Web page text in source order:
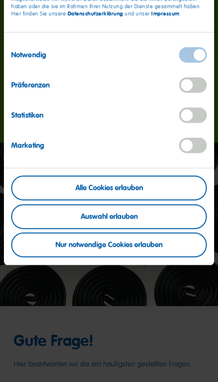
haben oder die sie im Rahmen Ihrer Nutzung der Dienste gesammelt haben.
Hier finden Sie unsere Datenschutzerklärung und unser Impressum.
Notwendig
Präferenzen
Statistiken
Marketing
Alle Cookies erlauben
Auswahl erlauben
Nur notwendige Cookies erlauben
Veggie seit
1929
Veggie.
Gute Frage!
Hier beantworten wir die am häufigsten gestellten Fragen.